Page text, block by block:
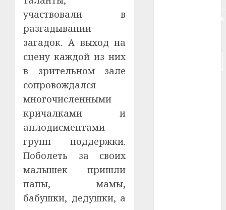
участвовали в
разгадывании
загадок. А выход на
сцену каждой из них
в зрительном зале
сопровождался
многочисленными
кричалками и
аплодисментами
групп поддержки.
Поболеть за своих
малышек пришли
папы, мамы,
бабушки, дедушки, а